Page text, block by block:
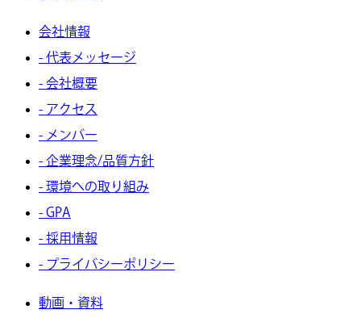
会社情報
- 代表メッセージ
- 会社概要
- アクセス
- メンバー
- 企業理念/品質方針
- 環境への取り組み
- GPA
- 採用情報
- プライバシーポリシー
動画・資料